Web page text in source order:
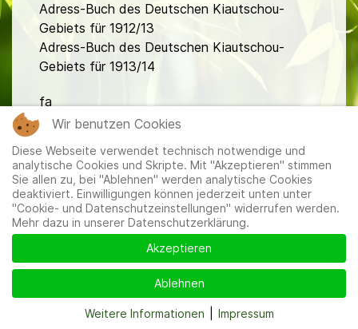
Adress-Buch des Deutschen Kiautschou-
Gebiets für 1912/13
Adress-Buch des Deutschen Kiautschou-
Gebiets für 1913/14
fa
Mitglieder|Impressum|Datenschutzerklärung
und Datenschutzeinstellungen
Wir benutzen Cookies
Diese Webseite verwendet technisch notwendige und
analytische Cookies und Skripte. Mit "Akzeptieren" stimmen
Sie allen zu, bei "Ablehnen" werden analytische Cookies
deaktiviert. Einwilligungen können jederzeit unten unter
"Cookie- und Datenschutzeinstellungen" widerrufen werden.
Mehr dazu in unserer Datenschutzerklärung.
Akzeptieren
Ablehnen
Weitere Informationen Impressum